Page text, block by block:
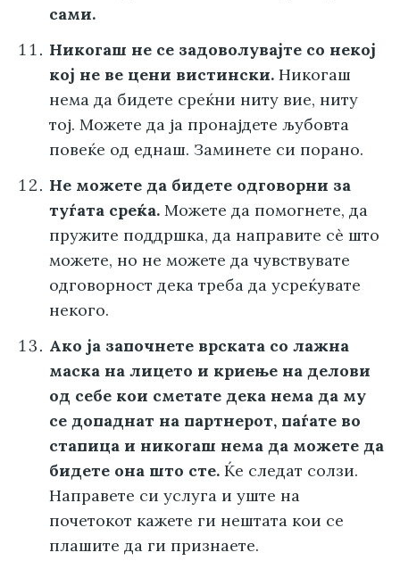
сами.
Никогаш не се задоволувајте со некој
кој не ве цени вистински. Никогаш
нема да бидете среќни ниту вие, ниту
тој. Можете да ја пронајдете љубовта
повеќе од еднаш. Заминете си порано.
Не можете да бидете одговорни за
туѓата среќа. Можете да помогнете, да
пружите поддршка, да направите сè што
можете, но не можете да чувствувате
одговорност дека треба да усреќувате
некого.
Ако ја започнете врската со лажна
маска на лицето и криење на делови
од себе кои сметате дека нема да му
се допаднат на партнерот, паѓате во
стапица и никогаш нема да можете да
бидете она што сте. Ќе следат солзи.
Направете си услуга и уште на
почетокот кажете ги нештата кои се
плашите да ги признаете.